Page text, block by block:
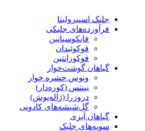
جلبک اسپیرولینا
فرآورده‌های جلبکی
فایکوسیانین
فوکوئیدان
فوکوزانتین
گیاهان گوشت‌خوار
ونوس حشره خوار
نپنتس (کوزه‌دار)
دروزرا (ژاله‌پوش)
گل‌شیشه‌های کادویی
گیاهان آبزی
سویه‌های جلبک